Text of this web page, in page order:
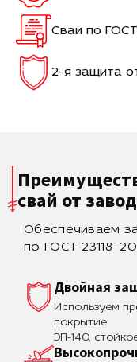
Сваи по
2-я защита
свай от
Обеспечиваем
по ГОСТ
Двойная
Используем
покрытие
ЭП-140,